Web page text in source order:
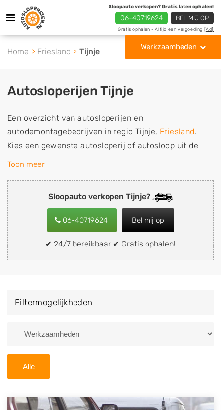
Sloopauto verkopen? Gratis laten ophalen!
06-40719624 BEL MIJ OP
Gratis ophalen - Altijd een vergoeding [Ad]
Werkzaamheden
Home Friesland Tijnje
Sloopauto verkopen Tijnje?
06-40719624 Bel mij op
✔ 24/7 bereikbaar ✔ Gratis ophalen!
Autosloperijen Tijnje
Een overzicht van autosloperijen en
autodemontagebedrijven in regio Tijnje, Friesland.
Kies een gewenste autosloperij of autosloop uit de
lijst die gespecialiseerd is in de verkoop van
de inkoop van sloopauto's, schadeauto's en
tweedehands auto's (ook zonder apk keuring). Wilt u
uw auto, camper, vrachtwagen, motor of brommobiel
snel en eenvoudig verkopen aan een
demontagebedrijf in de buurt, deze zelf wegbrengen
naar de sloop of deze liever laten ophalen op een
van Tijnje en ontvang een vergoeding voor uw oude of
Zoekt u liever naar een sloperij in een andere plaats of
U kunt er ook voor kiezen om direct uw sloopauto te
Toon meer
Filtermogelijkheden
Alle